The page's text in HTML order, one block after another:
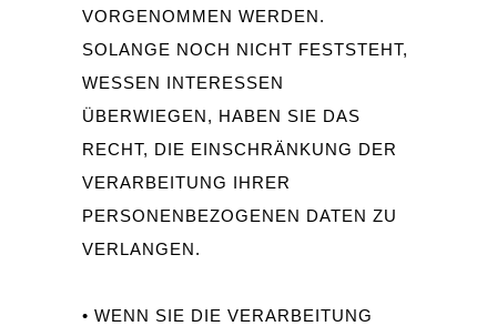
VORGENOMMEN WERDEN.
SOLANGE NOCH NICHT FESTSTEHT,
WESSEN INTERESSEN
ÜBERWIEGEN, HABEN SIE DAS
RECHT, DIE EINSCHRÄNKUNG DER
VERARBEITUNG IHRER
PERSONENBEZOGENEN DATEN ZU
VERLANGEN.
• WENN SIE DIE VERARBEITUNG